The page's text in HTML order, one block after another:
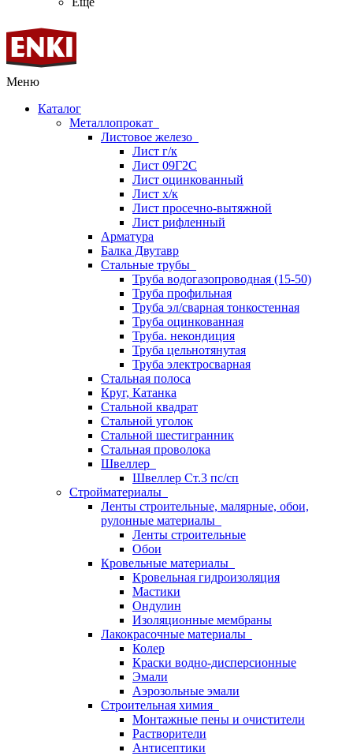
Меню
Каталог
Металлопрокат
Листовое железо
Лист г/к
Лист 09Г2С
Лист оцинкованный
Лист х/к
Лист просечно-вытяжной
Лист рифленный
Арматура
Балка Двутавр
Стальные трубы
Труба водогазопроводная (15-50)
Труба профильная
Труба эл/сварная тонкостенная
Труба оцинкованная
Труба. некондиция
Труба цельнотянутая
Труба электросварная
Стальная полоса
Круг, Катанка
Стальной квадрат
Стальной уголок
Стальной шестигранник
Стальная проволока
Швеллер
Швеллер Ст.3 пс/сп
Стройматериалы
Ленты строительные, малярные, обои,
рулонные материалы
Ленты строительные
Обои
Кровельные материалы
Кровельная гидроизоляция
Мастики
Ондулин
Изоляционные мембраны
Лакокрасочные материалы
Колер
Краски водно-дисперсионные
Эмали
Аэрозольные эмали
Строительная химия
Монтажные пены и очистители
Растворители
Антисептики